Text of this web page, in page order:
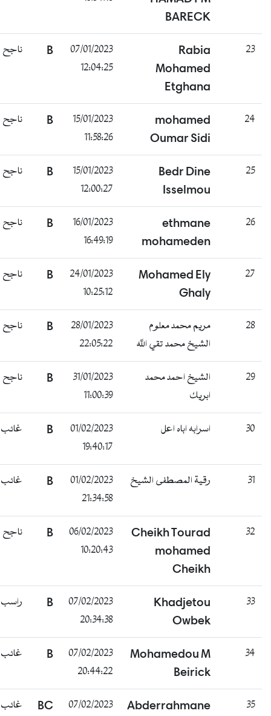
BARECK
23
Rabia
Mohamed
Etghana
07/01/2023
12:04:25
ناجح
24
mohamed
Oumar Sidi
15/01/2023
11:58:26
ناجح
25
Bedr Dine
Isselmou
15/01/2023
12:00:27
ناجح
26
ethmane
mohameden
16/01/2023
16:49:19
ناجح
27
Mohamed Ely
Ghaly
24/01/2023
10:25:12
ناجح
28
مريم محمد معلوم
الشيخ محمد تقي الله
28/01/2023
22:05:22
ناجح
29
الشيخ احمد محمد
ابريك
31/01/2023
11:00:39
ناجح
30 اسرابه اباه اعل
01/02/2023
19:40:17
غائب
رقية المصطفى الشيخ
01/02/2023
21:34:58
غائب
32
Cheikh Tourad
mohamed
Cheikh
06/02/2023
10:20:43
ناجح
33
Khadjetou
Owbek
07/02/2023
20:34:38
راسب
34
Mohamedou M
Beirick
07/02/2023
20:44:22
غائب
35
Abderrahmane
07/02/2023
BC غائب